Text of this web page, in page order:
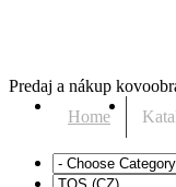
Predaj a nákup
Home